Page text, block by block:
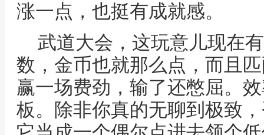
涨一点，也挺有成就感。
武道大会，这玩意儿现在
数，金币也就那么点，而且
赢一场费劲，输了还憋屈。
板。除非你真的无聊到极致